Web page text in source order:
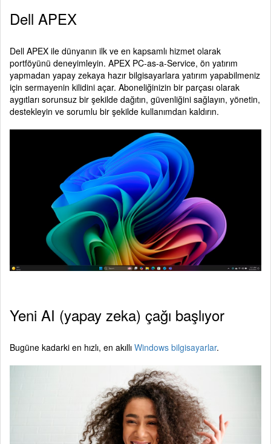
Dell APEX
Dell APEX ile dünyanın ilk ve en kapsamlı hizmet olarak
portföyünü deneyimleyin. APEX PC-as-a-Service, ön yatırım
yapmadan yapay zekaya hazır bilgisayarlara yatırım yapabilmeniz
için sermayenin kilidini açar. Aboneliğinizin bir parçası olarak
aygıtları sorunsuz bir şekilde dağıtın, güvenliğini sağlayın, yönetin,
destekleyin ve sorumlu bir şekilde kullanımdan kaldırın.
Yeni AI (yapay zeka) çağı başlıyor
Bugüne kadarki en hızlı, en akıllı Windows bilgisayarlar.